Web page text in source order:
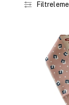
Filtreleme